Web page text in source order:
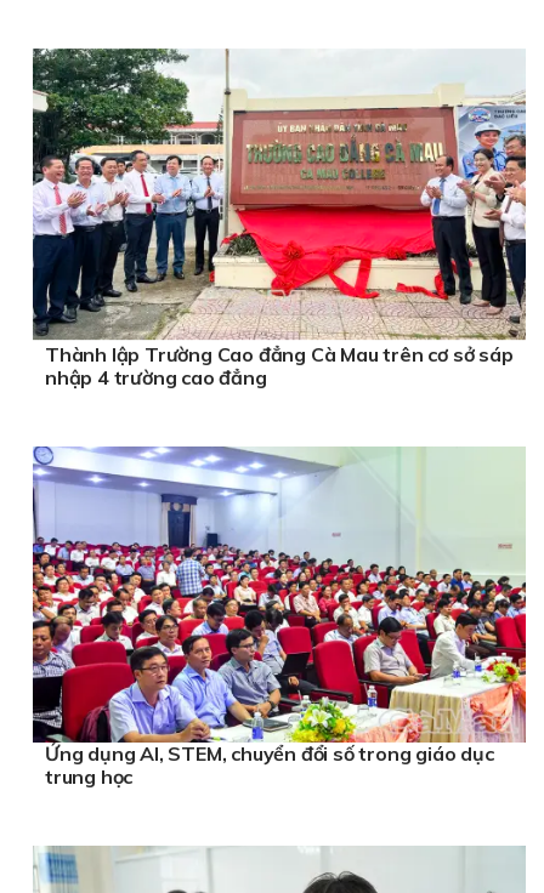
Thành lập Trường Cao đẳng Cà Mau trên cơ sở sáp
nhập 4 trường cao đẳng
Ứng dụng AI, STEM, chuyển đổi số trong giáo dục
trung học